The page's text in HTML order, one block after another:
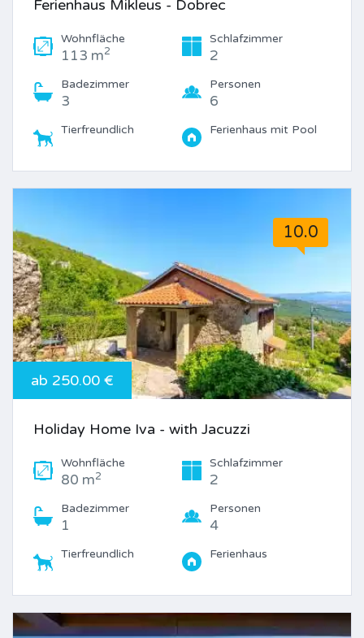
Ferienhaus Mikleus - Dobrec
Wohnfläche
113 m2
Schlafzimmer
2
Badezimmer
3
Personen
6
Tierfreundlich Ferienhaus mit Pool
10.0
ab 250.00 €
Holiday Home Iva - with Jacuzzi
Wohnfläche
80 m2
Schlafzimmer
2
Badezimmer
1
Personen
4
Tierfreundlich Ferienhaus